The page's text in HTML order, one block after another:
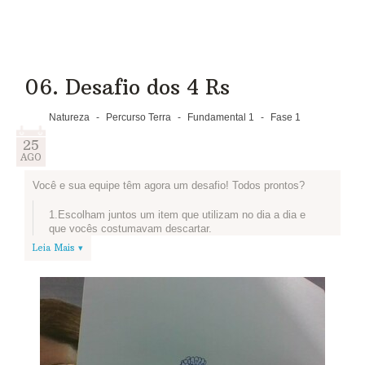
06. Desafio dos 4 Rs
Natureza - Percurso Terra - Fundamental 1 - Fase 1
25
AGO
Você e sua equipe têm agora um desafio! Todos prontos?
1.Escolham juntos um item que utilizam no dia a dia e
que vocês costumavam descartar.
2.Pausa! Vamos conhecer o projeto que os alunos e
reutilizar o que antes ia para o lixo? As ideias dessa
turma são super legais e podem inspirar a sua equipe:
Artistas do Plástico
3.Depois de navegar é hora de voltar ao nosso desafio!
O primeiro passo é pensar de que forma sua equipe
pode reutilizar o item que escolheram.
Leia Mais ▾